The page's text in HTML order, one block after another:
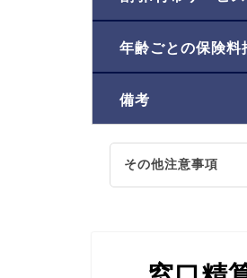
年齢ごとの保険料
備考
その他注意事項